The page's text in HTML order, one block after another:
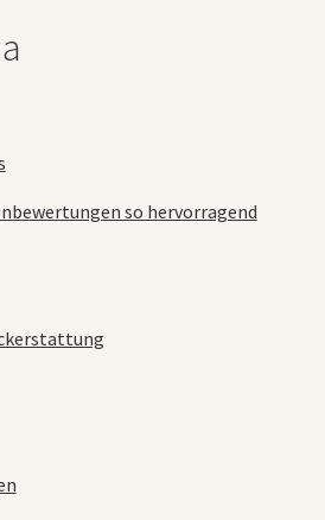
so hervorragend